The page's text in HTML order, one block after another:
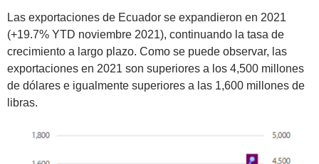
Las exportaciones de Ecuador se expandieron en 2021
(+19.7% YTD noviembre 2021), continuando la tasa de
crecimiento a largo plazo. Como se puede observar, las
exportaciones en 2021 son superiores a los 4,500 millones
de dólares e igualmente superiores a las 1,600 millones de
libras.